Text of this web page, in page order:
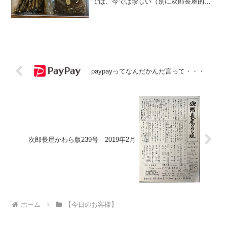
paypayってなんだかんだ言って・・・
次郎長屋かわら版239号 2019年2月
ホーム 【今日のお客様】